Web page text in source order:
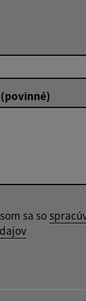
sa so